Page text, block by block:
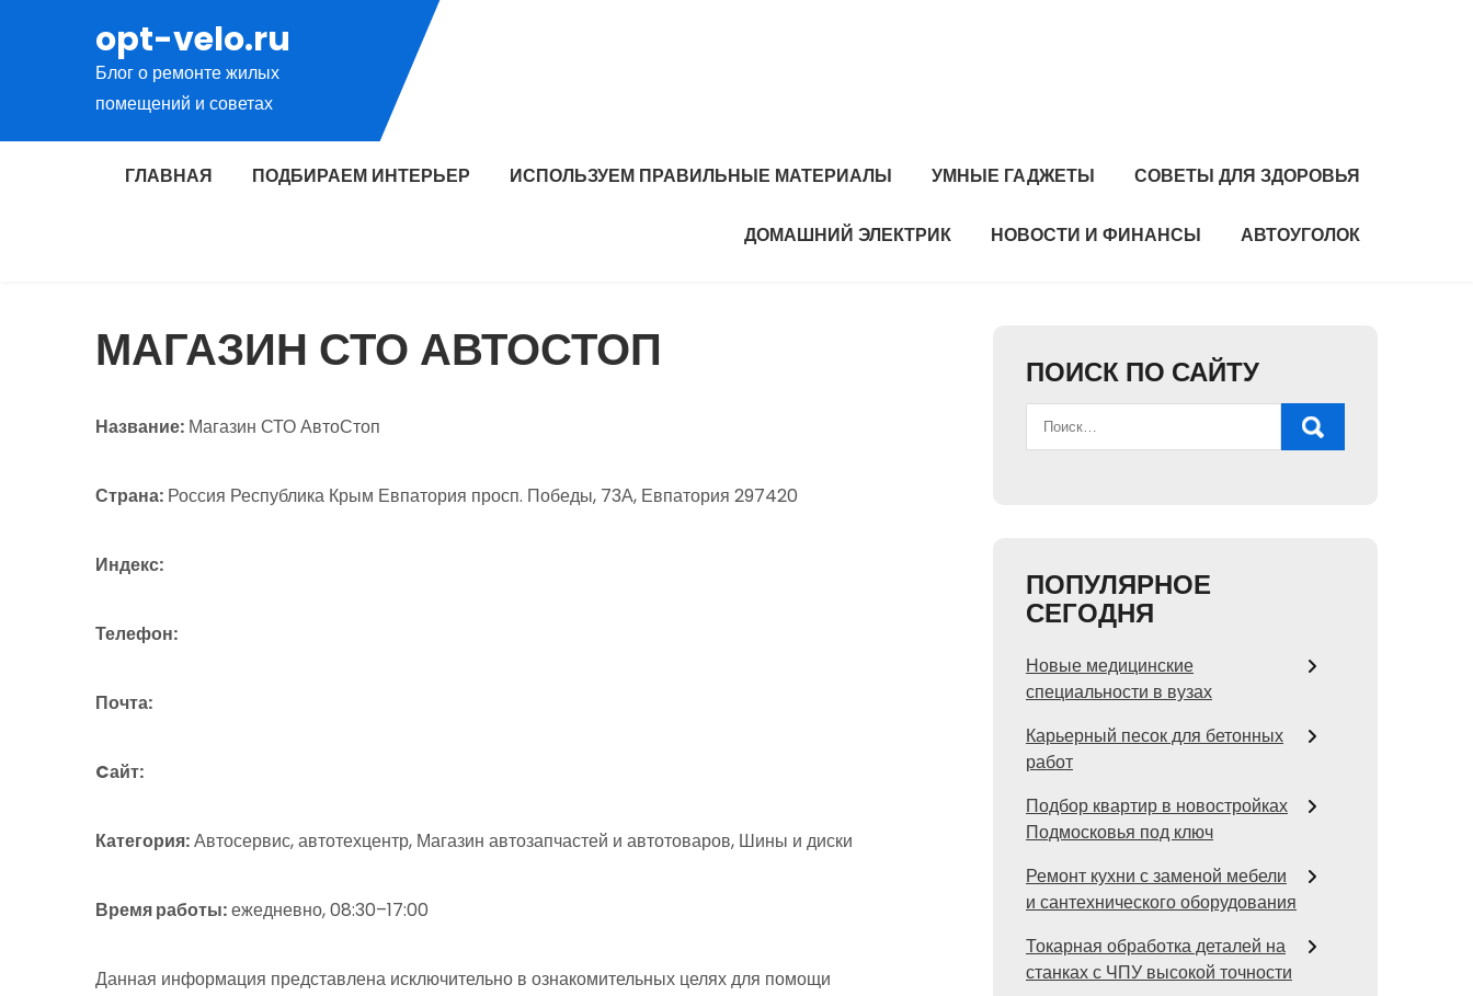
содержимому
opt-velo.ru
Блог о ремонте жилых
помещений и советах
ГЛАВНАЯ ПОДБИРАЕМ ИНТЕРЬЕР ИСПОЛЬЗУЕМ ПРАВИЛЬНЫЕ МАТЕРИАЛЫ УМНЫЕ ГАДЖЕТЫ СОВЕТЫ ДЛЯ ЗДОРОВЬЯ
ДОМАШНИЙ ЭЛЕКТРИК НОВОСТИ И ФИНАНСЫ АВТОУГОЛОК
МАГАЗИН СТО АВТОСТОП
Название: Магазин СТО АвтоСтоп
Страна: Россия Республика Крым Евпатория просп. Победы, 73А, Евпатория 297420
Индекс:
Телефон:
Почта:
Cайт:
Категория:Автосервис, автотехцентр, Магазин автозапчастей и автотоваров, Шины и диски
Время работы:ежедневно, 08:30–17:00
Данная информация представлена исключительно в ознакомительных целях для помощи
ПОИСК ПО САЙТУ
ПОПУЛЯРНОЕ
СЕГОДНЯ
Новые медицинские
специальности в вузах
Карьерный песок для бетонных
работ
Подбор квартир в новостройках
Подмосковья под ключ
Ремонт кухни с заменой мебели
и сантехнического оборудования
Токарная обработка деталей на
станках с ЧПУ высокой точности